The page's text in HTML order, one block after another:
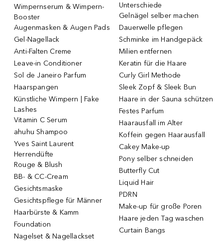
Wimpernserum & Wimpern-
Booster
Augenmasken & Augen Pads
Gel-Nagellack
Anti-Falten Creme
Leave-in Conditioner
Sol de Janeiro Parfum
Haarspangen
Künstliche Wimpern | Fake
Lashes
Vitamin C Serum
ahuhu Shampoo
Yves Saint Laurent
Herrendüfte
Rouge & Blush
BB- & CC-Cream
Gesichtsmaske
Gesichtspflege für Männer
Haarbürste & Kamm
Foundation
Nagelset & Nagellackset
Unterschiede
Gelnägel selber machen
Dauerwelle pflegen
Schminke im Handgepäck
Milien entfernen
Keratin für die Haare
Curly Girl Methode
Sleek Zopf & Sleek Bun
Haare in der Sauna schützen
Festes Parfum
Haarausfall im Alter
Koffein gegen Haarausfall
Cakey Make-up
Pony selber schneiden
Butterfly Cut
Liquid Hair
PDRN
Make-up für große Poren
Haare jeden Tag waschen
Curtain Bangs